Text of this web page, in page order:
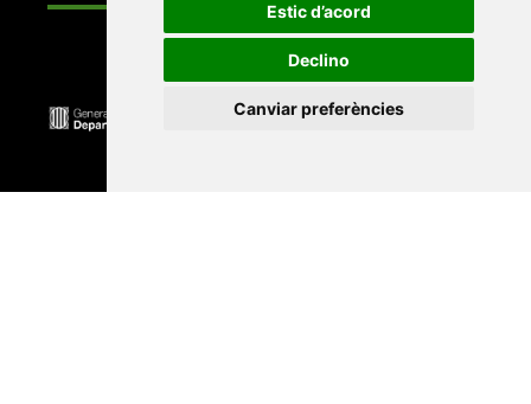
Estic d’acord
Declino
Canviar preferències